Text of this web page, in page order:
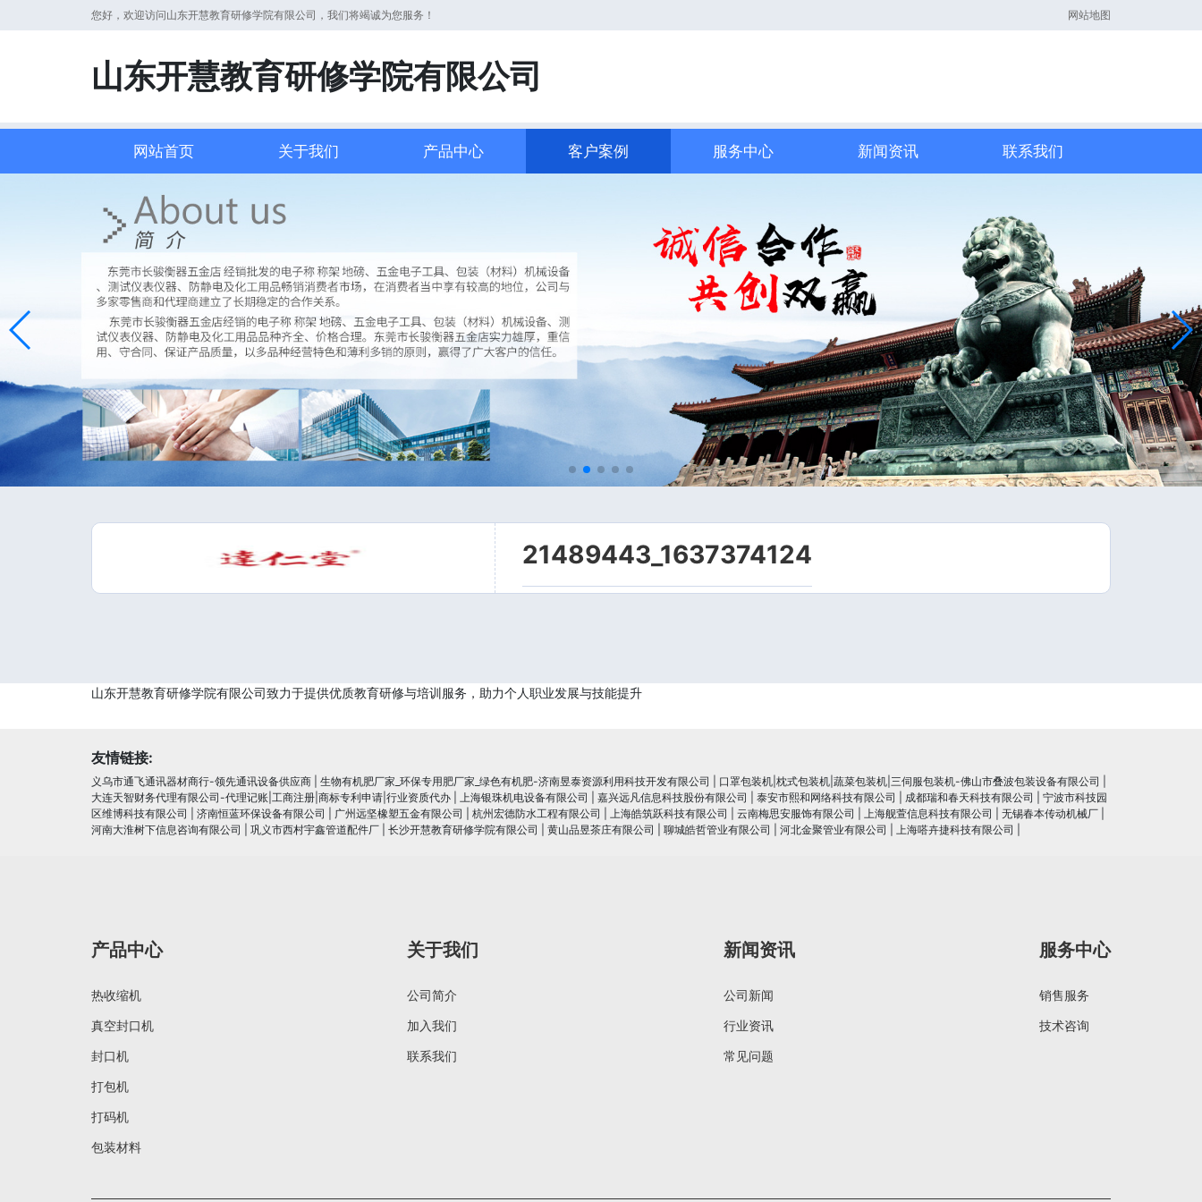
您好，欢迎访问山东开慧教育研修学院有限公司，我们将竭诚为您服务！ 网站地图
山东开慧教育研修学院有限公司
网站首页 关于我们 产品中心 客户案例 服务中心 新闻资讯 联系我们
21489443_1637374124
山东开慧教育研修学院有限公司致力于提供优质教育研修与培训服务，助力个人职业发展与技能提升
友情链接:
义乌市通飞通讯器材商行-领先通讯设备供应商 生物有机肥厂家_环保专用肥厂家_绿色有机肥-济南昱泰资源利用科技开发有限公司 口罩包装机|枕式包装机|蔬菜包装机|三伺服包装机-佛山市叠波包装设备有限公司
大连天智财务代理有限公司-代理记账|工商注册|商标专利申请|行业资质代办
上海银珠机电设备有限公司 嘉兴远凡信息科技股份有限公司 泰安市熙和网络科技有限公司 成都瑞和春天科技有限公司
宁波市科技园
区维博科技有限公司
济南恒蓝环保设备有限公司 广州远坚橡塑五金有限公司 杭州宏德防水工程有限公司 上海皓筑跃科技有限公司 云南梅思安服饰有限公司 上海舰萱信息科技有限公司 无锡春本传动机械厂
河南大淮树下信息咨询有限公司
巩义市西村宇鑫管道配件厂 长沙开慧教育研修学院有限公司 黄山品昱茶庄有限公司 聊城皓哲管业有限公司 河北金聚管业有限公司 上海嗒卉捷科技有限公司
产品中心
热收缩机
真空封口机
封口机
打包机
打码机
包装材料
关于我们
公司简介
加入我们
联系我们
新闻资讯
公司新闻
行业资讯
常见问题
服务中心
销售服务
技术咨询